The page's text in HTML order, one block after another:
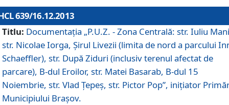
639/16.12.2013
Titlu: Documentaţia „P.U.Z. - Zona Centrală: str. Iuliu
str. Nicolae Iorga, Şirul Livezii (limita de nord a parcului
Schaeffler), str. După Ziduri (inclusiv terenul afectat de
parcare), B-dul Eroilor, str. Matei Basarab, B-dul 15
Noiembrie, str. Vlad Ţepeş, str. Pictor Pop”, iniţiator
Municipiului Braşov.